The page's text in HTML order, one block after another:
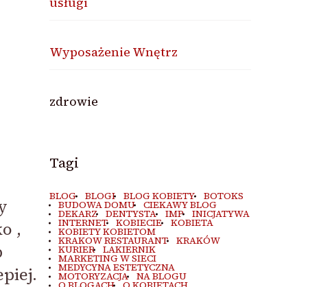
,
Wyposażenie Wnętrz
zdrowie
Tagi
BLOG BLOGI BLOG KOBIETY BOTOKS
BUDOWA DOMU CIEKAWY BLOG
DEKARZ DENTYSTA IMP INICJATYWA
INTERNET KOBIECIE KOBIETA
KOBIETY KOBIETOM
KRAKOW RESTAURANT KRAKÓW
KURIER LAKIERNIK
MARKETING W SIECI
MEDYCYNA ESTETYCZNA
MOTORYZACJA NA BLOGU